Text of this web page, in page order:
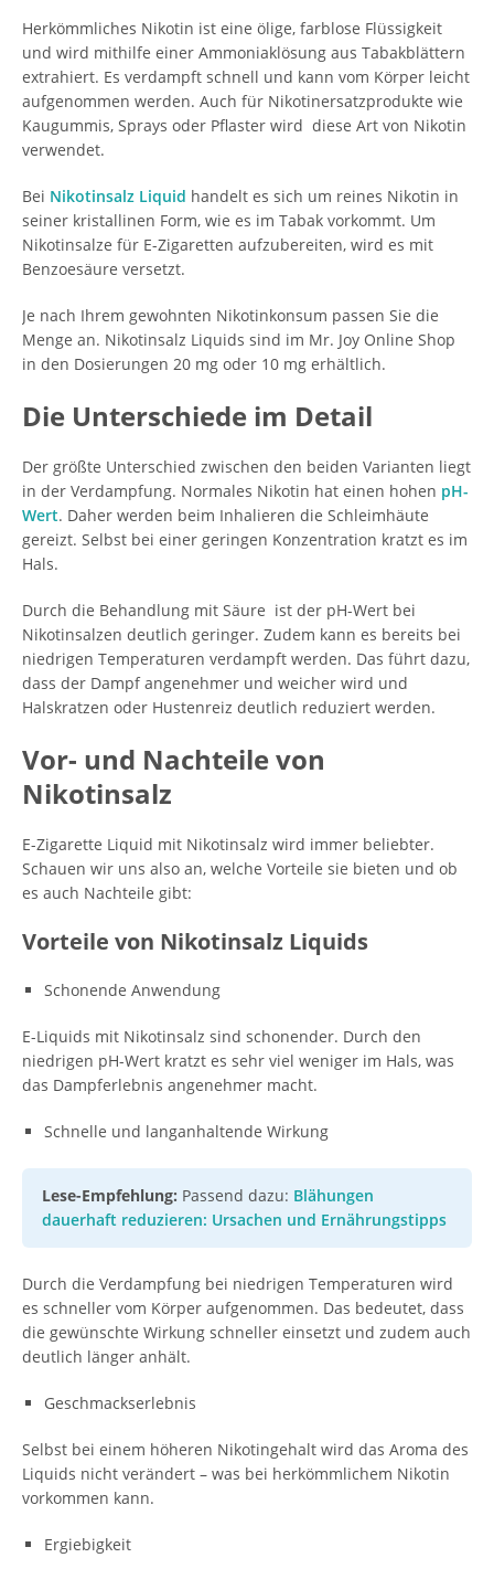
Herkömmliches Nikotin ist eine ölige, farblose Flüssigkeit
und wird mithilfe einer Ammoniaklösung aus Tabakblättern
extrahiert. Es verdampft schnell und kann vom Körper leicht
aufgenommen werden. Auch für Nikotinersatzprodukte wie
Kaugummis, Sprays oder Pflaster wird diese Art von Nikotin
verwendet.
Bei Nikotinsalz Liquid handelt es sich um reines Nikotin in
seiner kristallinen Form, wie es im Tabak vorkommt. Um
Nikotinsalze für E-Zigaretten aufzubereiten, wird es mit
Benzoesäure versetzt.
Je nach Ihrem gewohnten Nikotinkonsum passen Sie die
Menge an. Nikotinsalz Liquids sind im Mr. Joy Online Shop
in den Dosierungen 20 mg oder 10 mg erhältlich.
Die Unterschiede im Detail
Der größte Unterschied zwischen den beiden Varianten liegt
in der Verdampfung. Normales Nikotin hat einen hohen pH-
Wert. Daher werden beim Inhalieren die Schleimhäute
gereizt. Selbst bei einer geringen Konzentration kratzt es im
Hals.
Durch die Behandlung mit Säure ist der pH-Wert bei
Nikotinsalzen deutlich geringer. Zudem kann es bereits bei
niedrigen Temperaturen verdampft werden. Das führt dazu,
dass der Dampf angenehmer und weicher wird und
Halskratzen oder Hustenreiz deutlich reduziert werden.
Vor- und Nachteile von
Nikotinsalz
E-Zigarette Liquid mit Nikotinsalz wird immer beliebter.
Schauen wir uns also an, welche Vorteile sie bieten und ob
es auch Nachteile gibt:
Vorteile von Nikotinsalz Liquids
Schonende Anwendung
E-Liquids mit Nikotinsalz sind schonender. Durch den
niedrigen pH-Wert kratzt es sehr viel weniger im Hals, was
das Dampferlebnis angenehmer macht.
Schnelle und langanhaltende Wirkung
Lese-Empfehlung: Passend dazu: Blähungen
dauerhaft reduzieren: Ursachen und Ernährungstipps
Durch die Verdampfung bei niedrigen Temperaturen wird
es schneller vom Körper aufgenommen. Das bedeutet, dass
die gewünschte Wirkung schneller einsetzt und zudem auch
deutlich länger anhält.
Geschmackserlebnis
Selbst bei einem höheren Nikotingehalt wird das Aroma des
Liquids nicht verändert – was bei herkömmlichem Nikotin
vorkommen kann.
Ergiebigkeit